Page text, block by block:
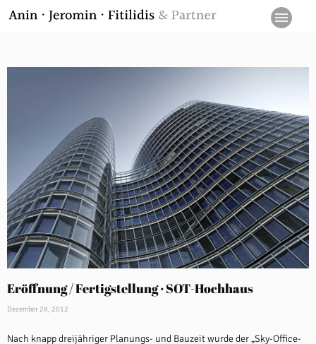
Eröffnung / Fertigstellung · SOT-Hochhaus
Dezember 28, 2012
Nach knapp dreijähriger Planungs- und Bauzeit wurde der „Sky-Office-